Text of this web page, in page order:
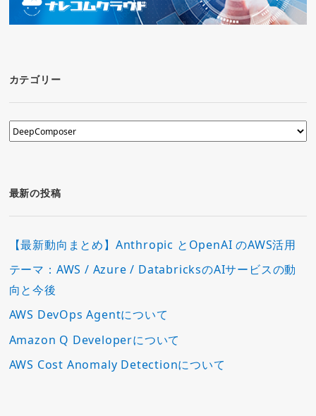
カテゴリー
カ
テ
ー
最新の投稿
【最新動向まとめ】Anthropic とOpenAI のAWS活用
テーマ：AWS / Azure / DatabricksのAIサービスの動
向と今後
AWS DevOps Agentについて
Amazon Q Developerについて
AWS Cost Anomaly Detectionについて